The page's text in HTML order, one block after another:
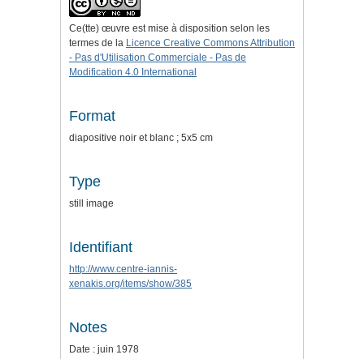
Ce(tte) œuvre est mise à disposition selon les
termes de la Licence Creative Commons Attribution
- Pas d'Utilisation Commerciale - Pas de
Modification 4.0 International
Format
diapositive noir et blanc ; 5x5 cm
Type
still image
Identifiant
http://www.centre-iannis-
xenakis.org/items/show/385
Notes
Date : juin 1978